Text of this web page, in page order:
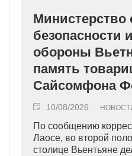
Министерство
безопасности
обороны
память
Сайсомфона
10/08/2026
По сообщению
Лаосе, во второй
столице Вьентьяне